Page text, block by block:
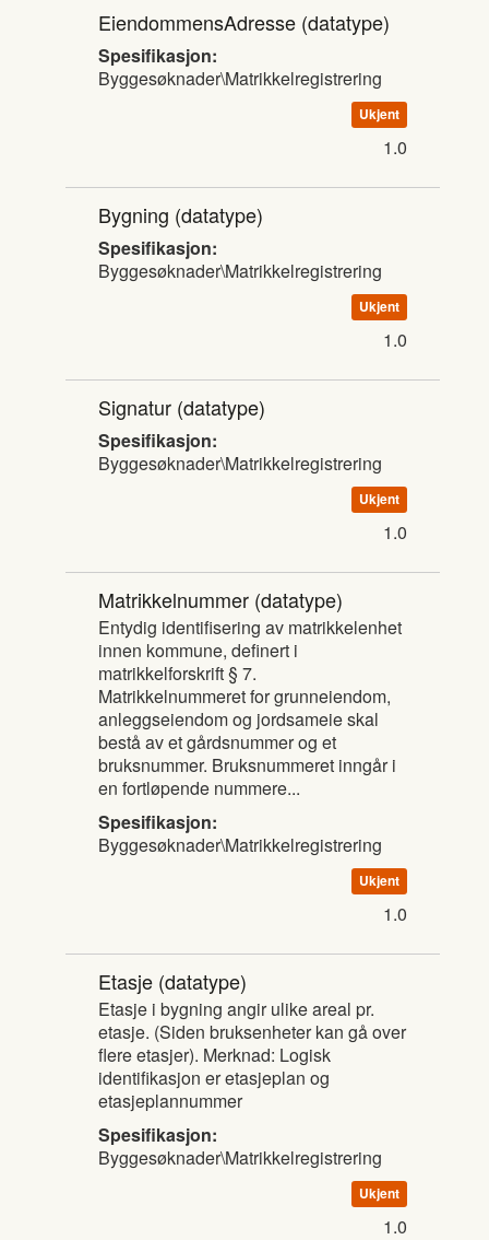
EiendommensAdresse (datatype)
Spesifikasjon:
Byggesøknader\Matrikkelregistrering
Ukjent
1.0
Bygning (datatype)
Spesifikasjon:
Byggesøknader\Matrikkelregistrering
Ukjent
1.0
Signatur (datatype)
Spesifikasjon:
Byggesøknader\Matrikkelregistrering
Ukjent
1.0
Matrikkelnummer (datatype)
Entydig identifisering av matrikkelenhet
innen kommune, definert i
matrikkelforskrift § 7.
Matrikkelnummeret for grunneiendom,
anleggseiendom og jordsameie skal
bestå av et gårdsnummer og et
bruksnummer. Bruksnummeret inngår i
en fortløpende nummere...
Spesifikasjon:
Byggesøknader\Matrikkelregistrering
Ukjent
1.0
Etasje (datatype)
Etasje i bygning angir ulike areal pr.
etasje. (Siden bruksenheter kan gå over
flere etasjer). Merknad: Logisk
identifikasjon er etasjeplan og
etasjeplannummer
Spesifikasjon:
Byggesøknader\Matrikkelregistrering
Ukjent
1.0